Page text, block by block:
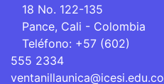
18 No. 122-135
Pance, Cali - Colombia
Teléfono: +57 (602) 555
2334
ventanillaunica@icesi.edu.co